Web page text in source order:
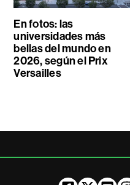
En fotos: las
universidades más
bellas del mundo en
2026, según el Prix
Versailles